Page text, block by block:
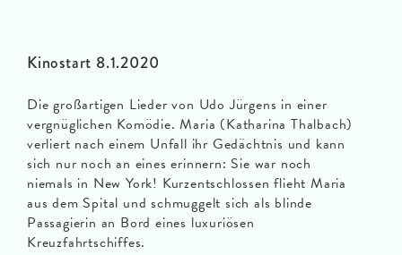
Kinostart 8.1.2020
Die großartigen Lieder von Udo Jürgens in einer
vergnüglichen Komödie. Maria (Katharina Thalbach)
verliert nach einem Unfall ihr Gedächtnis und kann
sich nur noch an eines erinnern: Sie war noch
niemals in New York! Kurzentschlossen flieht Maria
aus dem Spital und schmuggelt sich als blinde
Passagierin an Bord eines luxuriösen
Kreuzfahrtschiffes.